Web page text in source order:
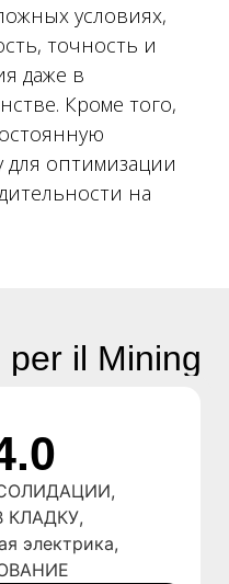
условиях,
точность и
даже в
Кроме того,
для оптимизации
на
il Mining
,
КЛАДКУ,
электрика,